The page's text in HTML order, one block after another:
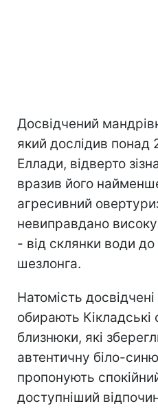
Досвідчений
який дослідив понад
Еллади, відверто
вразив його
агресивний
невиправдано
- від склянки води
шезлонга.
Натомість
обирають Кікладські
близнюки, які
автентичну біло-
пропонують
доступніший